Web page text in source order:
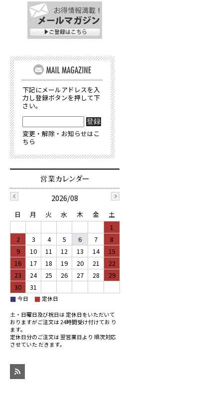
下記にメールアドレスを入
力し登録ボタンを押して下
さい。
変更・解除・お知らせはこ
ちら
2026/08
日 月 火 水 木 金
土
1
2
3 4 5 6 7
8
9
10 11 12 13 14
15
16
17 18 19 20 21
22
23
24 25 26 27 28
29
30
31
■今日 ■ 定休日
土・日曜日及び祝日は 定休日をいただいて
おりますがご注文は 24時間受け付けてお り
ます。
定休日分のご注文は 翌営業日より 順次対応
させていた だきます。